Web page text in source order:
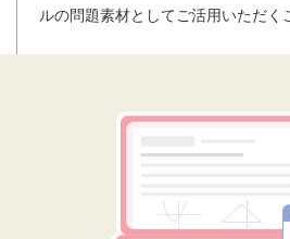
ルの問題素材としてご活用いただく